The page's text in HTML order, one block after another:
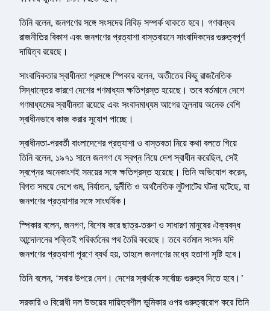
তিনি বলেন, জনগণের সঙ্গে সংসদের নিবিড় সম্পর্ক থাকতে হবে। গণবান্ধব
রাজনীতির বিকাশ এবং জনগণের প্রত্যাশা বাস্তবায়নে সাংবাদিকদের গুরুত্বপূর্ণ
দায়িত্ব রয়েছে।
সাংবাদিকতার স্বাধীনতা প্রসঙ্গে স্পিকার বলেন, অতীতের কিছু রাজনৈতিক
সিদ্ধান্তের কারণে দেশের গণমাধ্যম ক্ষতিগ্রস্ত হয়েছে। তবে বর্তমানে দেশে
গণমাধ্যমের স্বাধীনতা রয়েছে এবং সংবাদমাধ্যম আগের তুলনায় অনেক বেশি
স্বাধীনভাবে কাজ করার সুযোগ পাচ্ছে।
স্বাধীনতা-পরবর্তী বাংলাদেশের প্রত্যাশা ও বাস্তবতা নিয়ে কথা বলতে গিয়ে
তিনি বলেন, ১৯৭১ সালে জনগণ যে স্বপ্ন নিয়ে দেশ স্বাধীন করেছিল, সেই
স্বপ্নের অনেকাংশই সময়ের সঙ্গে ক্ষতিগ্রস্ত হয়েছে। তিনি অভিযোগ করেন,
বিগত সময়ে দেশে গুম, নির্যাতন, দুর্নীতি ও অর্থনৈতিক লুটপাটের ঘটনা ঘটেছে, যা
জনগণের প্রত্যাশার সঙ্গে সাংঘর্ষিক।
স্পিকার বলেন, জনগণ, বিশেষ করে ছাত্র-তরুণ ও সাধারণ মানুষের ঐক্যবদ্ধ
আন্দোলনের শক্তিই পরিবর্তনের পথ তৈরি করেছে। তবে বর্তমান সংসদ যদি
জনগণের প্রত্যাশা পূরণে ব্যর্থ হয়, তাহলে জনগণের মধ্যে হতাশা সৃষ্টি হবে।
তিনি বলেন, ‘সবার উপরে দেশ। দেশের স্বার্থকে সর্বোচ্চ গুরুত্ব দিতে হবে।’
সরকারি ও বিরোধী দল উভয়ের দায়িত্বশীল ভূমিকার ওপর গুরুত্বারোপ করে তিনি